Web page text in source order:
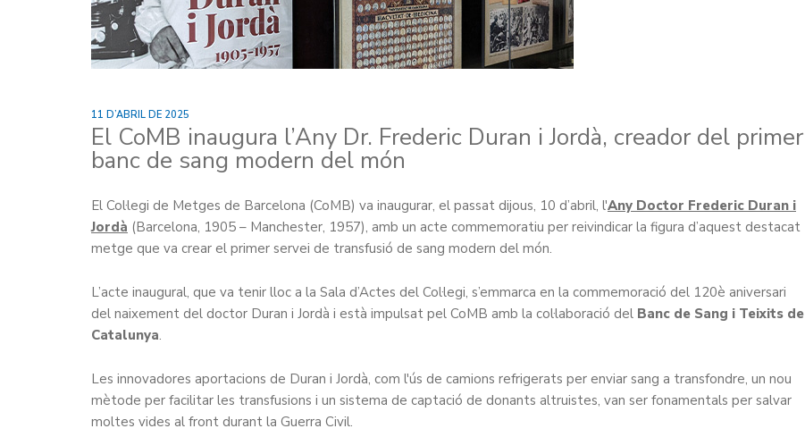
11 D’ABRIL DE 2025
El CoMB inaugura l’Any Dr. Frederic Duran i Jordà, creador del primer
banc de sang modern del món
El Col·legi de Metges de Barcelona (CoMB) va inaugurar, el passat dijous, 10 d’abril, l'Any Doctor Frederic Duran i
Jordà (Barcelona, 1905 – Manchester, 1957), amb un acte commemoratiu per reivindicar la figura d’aquest destacat
metge que va crear el primer servei de transfusió de sang modern del món.
L’acte inaugural, que va tenir lloc a la Sala d’Actes del Col·legi, s’emmarca en la commemoració del 120è aniversari
del naixement del doctor Duran i Jordà i està impulsat pel CoMB amb la col·laboració del Banc de Sang i Teixits de
Catalunya.
Les innovadores aportacions de Duran i Jordà, com l'ús de camions refrigerats per enviar sang a transfondre, un nou
mètode per facilitar les transfusions i un sistema de captació de donants altruistes, van ser fonamentals per salvar
moltes vides al front durant la Guerra Civil.